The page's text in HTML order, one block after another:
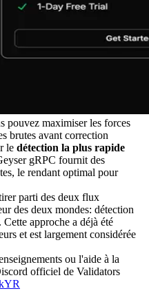
pouvez maximiser les forces
brutes avant correction
le détection la plus rapide
gRPC fournit des
le rendant optimal pour
parti des deux flux
des deux mondes: détection
approche a déjà été
et est largement considérée
ou l'aide à la
officiel de Validators